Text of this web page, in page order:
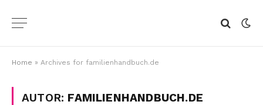
Home » Archives for familienhandbuch.de
AUTOR: FAMILIENHANDBUCH.DE